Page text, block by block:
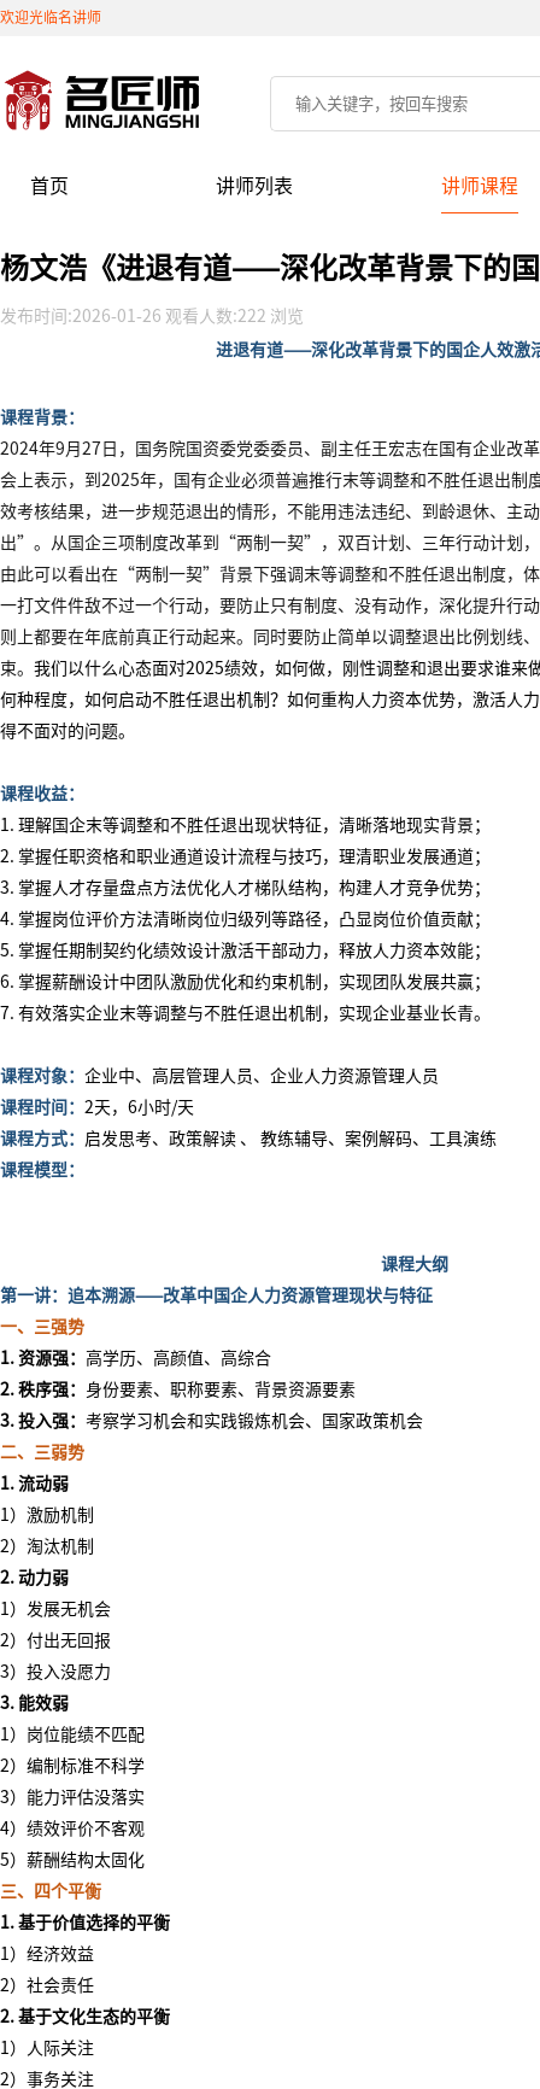
欢迎光临名讲师
首页 讲师列表 讲师课程
杨文浩《进退有道——深化改革背景下的
发布时间:2026-01-26 观看人数:222 浏览
进退有道——深化改革背景下的国企人效激
课程背景：
2024年9月27日，国务院国资委党委委员、副主任王宏志在国有企业改
会上表示，到2025年，国有企业必须普遍推行末等调整和不胜任退出
效考核结果，进一步规范退出的情形，不能用违法违纪、到龄退休、主
出”。从国企三项制度改革到“两制一契”，双百计划、三年行动计划
由此可以看出在 “两制一契”背景下强调末等调整和不胜任退出制度
一打文件件敌不过一个行动，要防止只有制度、没有动作，深化提升行
则上都要在年底前真正行动起来。同时要防止简单以调整退出比例划
束。 我们以什么心态面对2025绩效，如何做，刚性调整和退出要求谁来
何种程度，如何启动不胜任退出机制？如何重构人力资本优势，激活人
得不面对的问题。
课程收益：
1. 理解国企末等调整和不胜任退出现状特征，清晰落地现实背景；
2. 掌握任职资格和职业通道设计流程与技巧，理清职业发展通道；
3. 掌握人才存量盘点方法优化人才梯队结构，构建人才竞争优势；
4. 掌握岗位评价方法清晰岗位归级列等路径，凸显岗位价值贡献；
5. 掌握任期制契约化绩效设计激活干部动力，释放人力资本效能；
6. 掌握薪酬设计中团队激励优化和约束机制，实现团队发展共赢；
7. 有效落实企业末等调整与不胜任退出机制，实现企业基业长青。
课程对象： 企业中、高层管理人员、企业人力资源管理人员
课程时间： 2天，6小时/天
课程方式： 启发思考、政策解读 、
教练辅导、案例解码、工具演练
课程模型：
课程大纲
第一讲：追本溯源——改革中国企人力资源管理现状与特征
一、三强势
1. 资源强： 高学历、高颜值、高综合
2. 秩序强： 身份要素、职称要素、背景资源要素
3. 投入强： 考察学习机会和实践锻炼机会、国家政策机会
二、三弱势
1. 流动弱
1）激励机制
2）淘汰机制
2. 动力弱
1）发展无机会
2）付出无回报
3）投入没愿力
3. 能效弱
1） 岗位能绩不匹配
2）编制标准不科学
3）能力评估没落实
4）绩效评价不客观
5）薪酬结构太固化
三、四个平衡
1. 基于价值选择的平衡
1）经济效益
2）社会责任
2. 基于文化生态的平衡
1）人际关注
2）事务关注